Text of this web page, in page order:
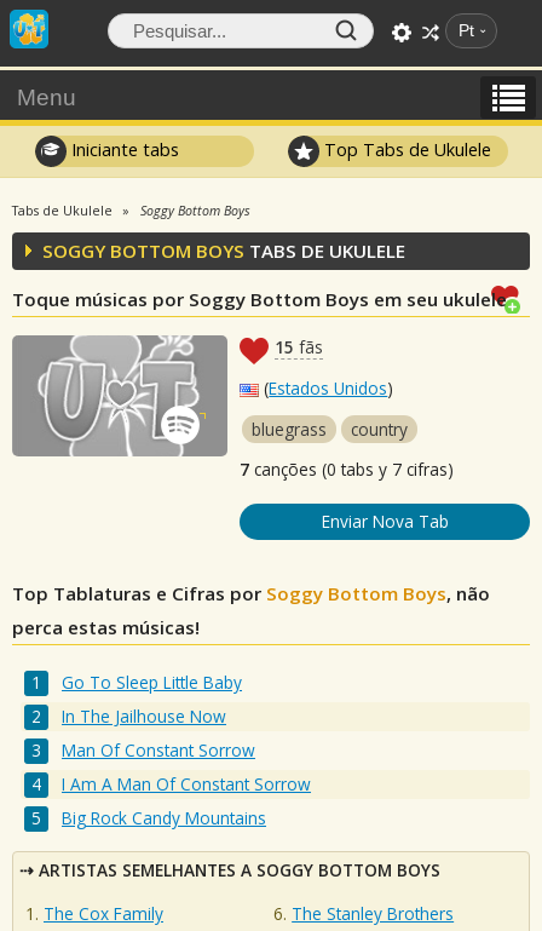
Pt
Menu
Iniciante tabs Top Tabs de Ukulele
Tabs de Ukulele Soggy Bottom Boys
SOGGY BOTTOM BOYS TABS DE UKULELE
Toque músicas por Soggy Bottom Boys em seu ukulele
15 fãs
(Estados Unidos)
bluegrass
country
7 canções (0 tabs y 7 cifras)
Enviar Nova Tab
Top Tablaturas e Cifras por Soggy Bottom Boys, não
perca estas músicas!
Go To Sleep Little Baby
In The Jailhouse Now
Man Of Constant Sorrow
I Am A Man Of Constant Sorrow
Big Rock Candy Mountains
ARTISTAS SEMELHANTES A SOGGY BOTTOM BOYS
The Cox Family
The Stanley Brothers